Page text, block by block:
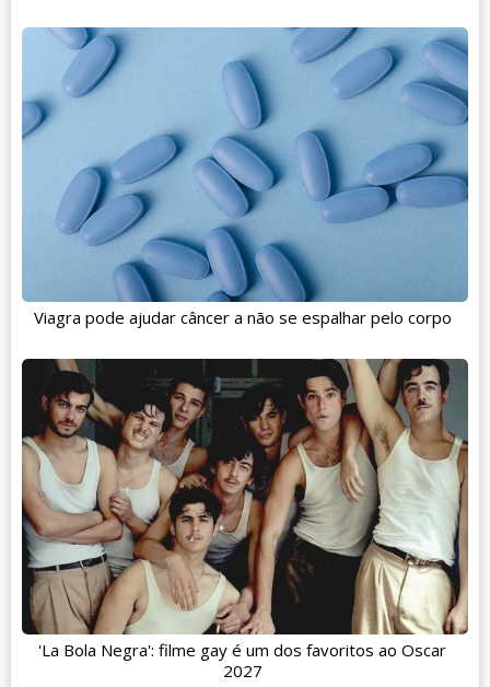
Viagra pode ajudar câncer a não se espalhar pelo corpo
'La Bola Negra': filme gay é um dos favoritos ao Oscar
2027